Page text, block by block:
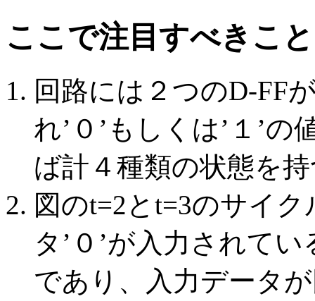
ここで注目すべきこ
回路には２つのD-FF
れ’０’もしくは’１’
ば計４種類の状態を
図のt=2とt=3のサイ
タ’０’が入力されて
であり、入力データ